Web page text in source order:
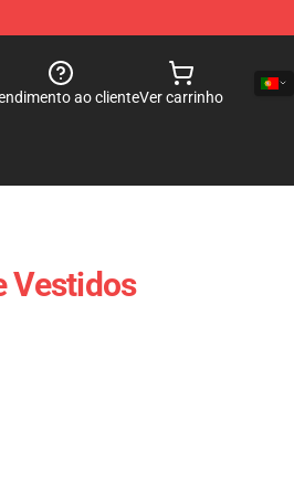
ao clienteVer carrinho
Vestidos